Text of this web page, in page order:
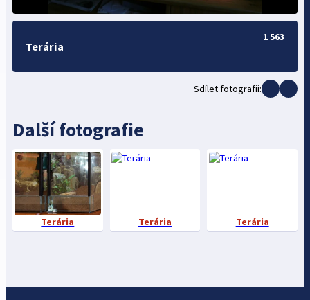
Terária
1 563
Sdílet fotografii:
Další fotografie
Terária Terária Terária